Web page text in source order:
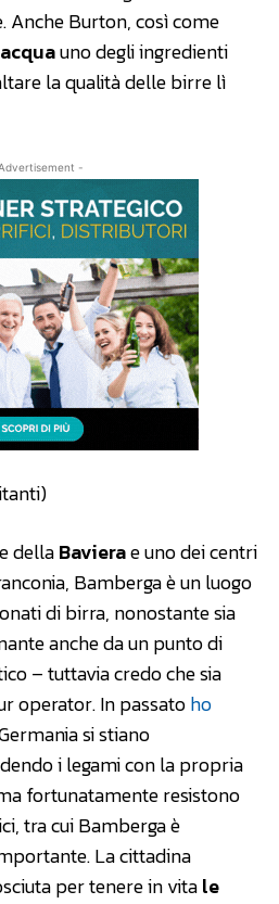
Anche Burton, così come
acquauno degli ingredienti
la qualità delle birre lì
-
dellaBavierae uno dei centri
Bamberga è un luogo
di birra, nonostante sia
anche da un punto di
– tuttavia credo che sia
operator. In passatoho
si stiano
i legami con la propria
fortunatamente resistono
tra cui Bamberga è
La cittadina
per tenere in vitale